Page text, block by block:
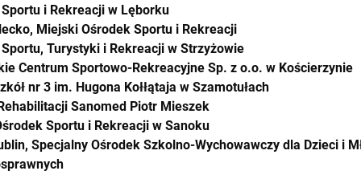
i Rekreacji w Lęborku
Miejski Ośrodek Sportu i Rekreacji
Turystyki i Rekreacji w Strzyżowie
Centrum Sportowo-Rekreacyjne Sp. z o.o. w Kościerzynie
nr 3 im. Hugona Kołłątaja w Szamotułach
Sanomed Piotr Mieszek
Sportu i Rekreacji w Sanoku
Specjalny Ośrodek Szkolno-Wychowawczy dla Dzieci i